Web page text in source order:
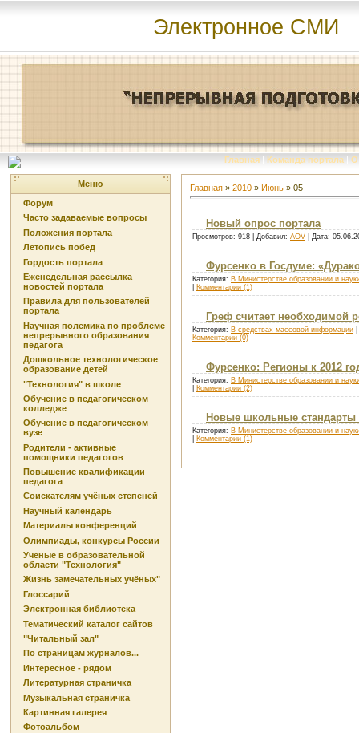
Электронное СМИ
Главная | Команда портала | О
Меню
Форум
Часто задаваемые вопросы
Положения портала
Летопись побед
Гордость портала
Еженедельная рассылка
новостей портала
Правила для пользователей
портала
Научная полемика по проблеме
непрерывного образования
педагога
Дошкольное технологическое
образование детей
"Технология" в школе
Обучение в педагогическом
колледже
Обучение в педагогическом
вузе
Родители - активные
помощники педагогов
Повышение квалификации
педагога
Соискателям учёных степеней
Научный календарь
Материалы конференций
Олимпиады, конкурсы России
Ученые в образовательной
области "Технология"
Жизнь замечательных учёных"
Глоссарий
Электронная библиотека
Тематический каталог сайтов
"Читальный зал"
По страницам журналов...
Интересное - рядом
Литературная страничка
Музыкальная страничка
Картинная галерея
Фотоальбом
Главная » 2010 » Июнь » 05
Новый опрос портала
Просмотров: 918 | Добавил: AOV | Дата:
Фурсенко в Госдуме:
Категория: В Министерстве образовании и
Комментарии (1)
Греф считает необходимой
Категория: В средствах массовой информации
Комментарии (0)
Фурсенко: Регионы к 2012
Категория: В Министерстве образовании и
Комментарии (2)
Новые школьные стандарты
Категория: В Министерстве образовании и
Комментарии (1)